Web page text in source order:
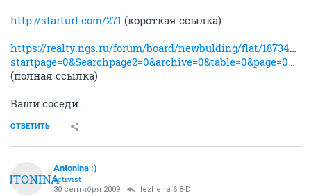
http://starturl.com/271 (короткая ссылка)
https://realty.ngs.ru/forum/board/newbulding/flat/
startpage=0&Searchpage2=0&archive=0&table=0&page=0&view=&sb=5&o=&vc=1
(полная ссылка)
Ваши соседи.
ОТВЕТИТЬ
Antonina :)
activist
30 сентября 2009 lezhena 6 8-D